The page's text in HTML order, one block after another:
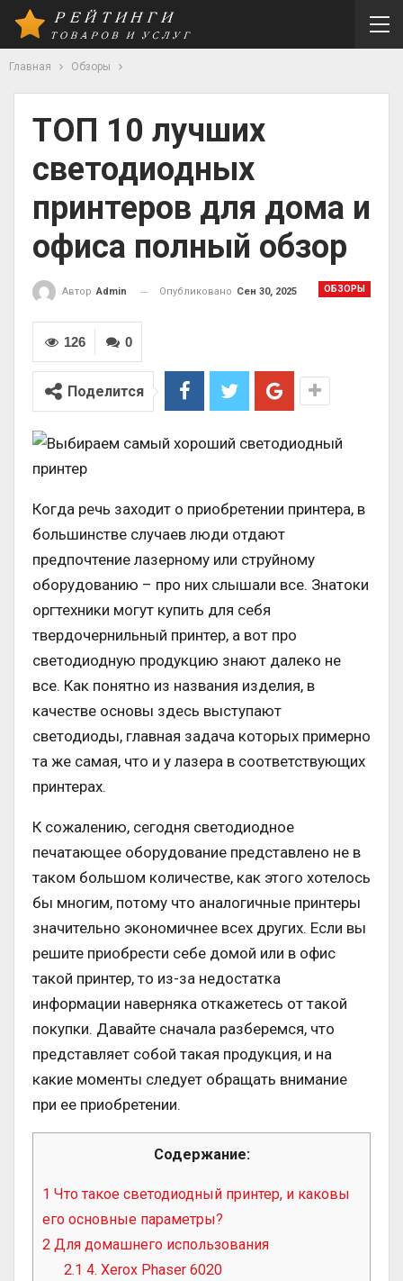
Главная Обзоры
ТОП 10 лучших
светодиодных
принтеров для дома и
офиса полный обзор
ОБЗОРЫ
Автор Admin Опубликовано Сен 30, 2025
0
126
Поделится
Когда речь заходит о приобретении принтера, в
большинстве случаев люди отдают
предпочтение лазерному или струйному
оборудованию – про них слышали все. Знатоки
оргтехники могут купить для себя
твердочернильный принтер, а вот про
светодиодную продукцию знают далеко не
все. Как понятно из названия изделия, в
качестве основы здесь выступают
светодиоды, главная задача которых примерно
та же самая, что и у лазера в соответствующих
принтерах.
К сожалению, сегодня светодиодное
печатающее оборудование представлено не в
таком большом количестве, как этого хотелось
бы многим, потому что аналогичные принтеры
значительно экономичнее всех других. Если вы
решите приобрести себе домой или в офис
такой принтер, то из-за недостатка
информации наверняка откажетесь от такой
покупки. Давайте сначала разберемся, что
представляет собой такая продукция, и на
какие моменты следует обращать внимание
при ее приобретении.
Содержание:
1 Что такое светодиодный принтер, и каковы
его основные параметры?
2 Для домашнего использования
2.1 4. Xerox Phaser 6020